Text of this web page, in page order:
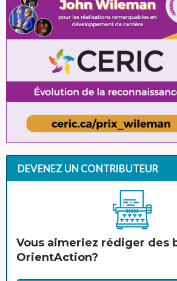
DEVENEZ UN CONTRIBUTEUR
Vous aimeriez rédiger des
OrientAction?